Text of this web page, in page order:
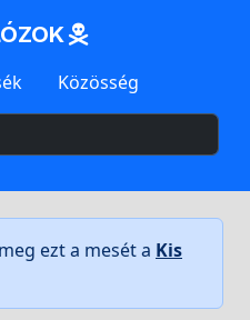
Közösség
ezt a mesét a Kis